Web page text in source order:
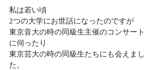
私は若い頃
2つの大学にお世話になったのですが
東京音大の時の同級生主催のコンサート
に伺ったり
東京芸大の時の同級生たちにも会えまし
た。